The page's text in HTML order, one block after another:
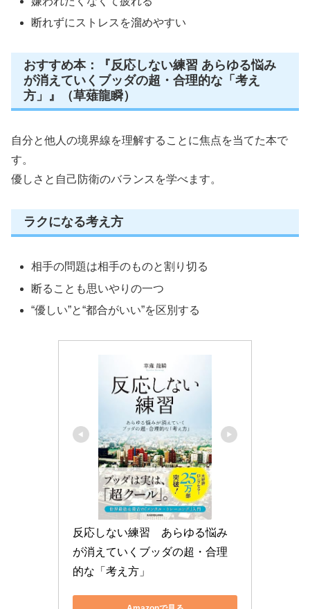
断れずにストレスを溜めやすい
おすすめ本：『反応しない練習 あらゆる悩み
が消えていくブッダの超・合理的な「考え
方」』（草薙龍瞬）
自分と他人の境界線を理解することに焦点を当てた本で
す。
優しさと自己防衛のバランスを学べます。
ラクになる考え方
相手の問題は相手のものと割り切る
断ることも思いやりの一つ
“優しい”と“都合がいい”を区別する
反応しない練習　あらゆる悩み
が消えていくブッダの超・合理
的な「考え方」